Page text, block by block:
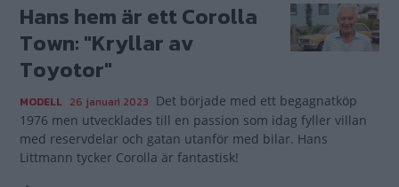
Hans hem är ett Corolla
Town: "Kryllar av
Toyotor"
MODELL 26 januari 2023 Det började med ett begagnatköp
1976 men utvecklades till en passion som idag fyller villan
med reservdelar och gatan utanför med bilar. Hans
Littmann tycker Corolla är fantastisk!